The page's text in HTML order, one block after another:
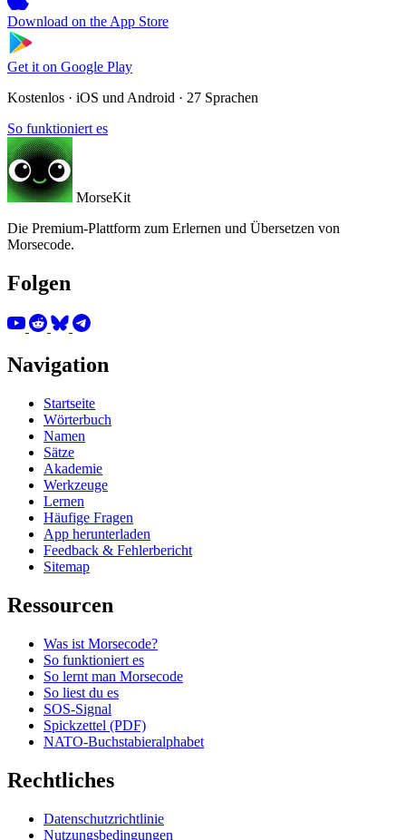
Download on the App Store
Get it on Google Play
Kostenlos · iOS und Android · 27 Sprachen
So funktioniert es
MorseKit
Die Premium-Plattform zum Erlernen und Übersetzen von
Morsecode.
Folgen
Navigation
Startseite
Wörterbuch
Namen
Sätze
Akademie
Werkzeuge
Lernen
Häufige Fragen
App herunterladen
Feedback & Fehlerbericht
Sitemap
Ressourcen
Was ist Morsecode?
So funktioniert es
So lernt man Morsecode
So liest du es
SOS-Signal
Spickzettel (PDF)
NATO-Buchstabieralphabet
Rechtliches
Datenschutzrichtlinie
Nutzungsbedingungen